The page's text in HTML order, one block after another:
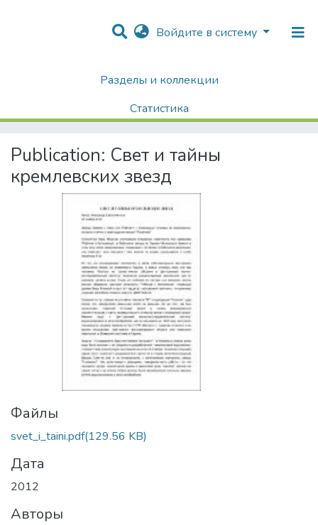
Войдите в систему
Разделы и коллекции
Статистика
Хроника Университета и упоминания в СМИ
Свет и тайны кремлевских звезд
Publication: Свет и тайны
кремлевских звезд
Файлы
svet_i_taini.pdf(129.56 KB)
Дата
2012
Авторы